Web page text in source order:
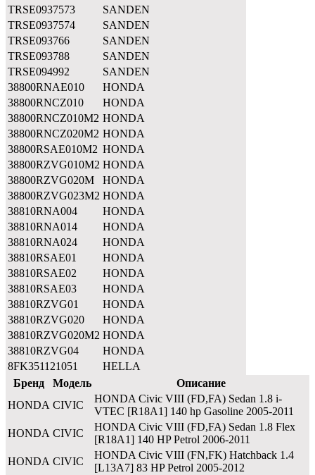
TRSE0937573
SANDEN
TRSE0937574
SANDEN
TRSE093766
SANDEN
TRSE093788
SANDEN
TRSE094992
SANDEN
38800RNAE010
HONDA
38800RNCZ010
HONDA
38800RNCZ010M2 HONDA
38800RNCZ020M2 HONDA
38800RSAE010M2 HONDA
38800RZVG010M2 HONDA
38800RZVG020M
HONDA
38800RZVG023M2 HONDA
38810RNA004
HONDA
38810RNA014
HONDA
38810RNA024
HONDA
38810RSAE01
HONDA
38810RSAE02
HONDA
38810RSAE03
HONDA
38810RZVG01
HONDA
38810RZVG020
HONDA
38810RZVG020M2 HONDA
38810RZVG04
HONDA
8FK351121051
HELLA
Бренд
Модель
Описание
HONDA CIVIC
HONDA Civic VIII (FD,FA) Sedan 1.8 i-
VTEC [R18A1] 140 hp Gasoline 2005-2011
HONDA CIVIC
HONDA Civic VIII (FD,FA) Sedan 1.8 Flex
[R18A1] 140 HP Petrol 2006-2011
HONDA CIVIC
HONDA Civic VIII (FN,FK) Hatchback 1.4
[L13A7] 83 HP Petrol 2005-2012